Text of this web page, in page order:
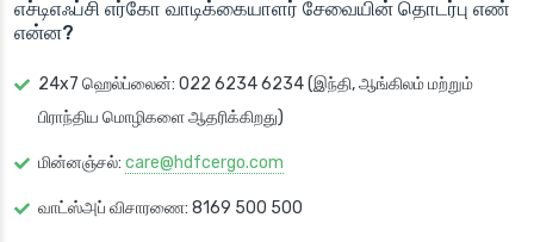
எச்டிஎஃப்சி எர்கோ வாடிக்கையாளர் சேவையின் தொடர்பு எண்
என்ன?
24x7 ஹெல்ப்லைன்: 022 6234 6234 (இந்தி, ஆங்கிலம் மற்றும்
பிராந்திய மொழிகளை ஆதரிக்கிறது)
மின்னஞ்சல்: care@hdfcergo.com
வாட்ஸ்அப் விசாரணை: 8169 500 500